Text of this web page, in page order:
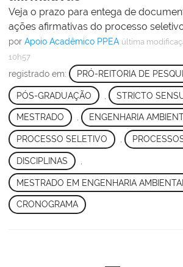
Veja o prazo para entega de
ações afirmativas do processo seletivo
por Apoio Acadêmico PPEA última
10h57
registrado em: PRÓ-REITORIA DE
PÓS-GRADUAÇÃO STRICTO
MESTRADO , ENGENHARIA
PROCESSO SELETIVO
DISCIPLINAS
MESTRADO EM ENGENHARIA AMBIENTAL
CRONOGRAMA